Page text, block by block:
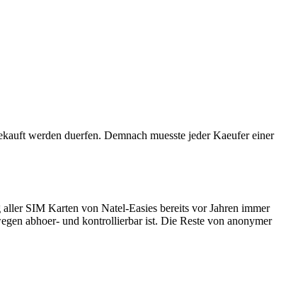
werden duerfen. Demnach muesste jeder Kaeufer einer
SIM Karten von Natel-Easies bereits vor Jahren immer
abhoer- und kontrollierbar ist. Die Reste von anonymer